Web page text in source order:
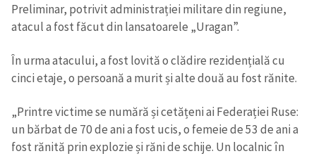
Preliminar, potrivit administrației militare din regiune,
atacul a fost făcut din lansatoarele „Uragan”.
În urma atacului, a fost lovită o clădire rezidențială cu
cinci etaje, o persoană a murit și alte două au fost rănite.
„Printre victime se numără și cetățeni ai Federației Ruse:
un bărbat de 70 de ani a fost ucis, o femeie de 53 de ani a
fost rănită prin explozie și răni de schije. Un localnic în